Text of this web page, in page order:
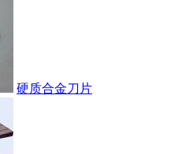
硬质合金刀片